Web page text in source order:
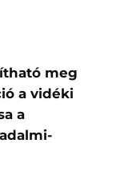
meg
a vidéki
a